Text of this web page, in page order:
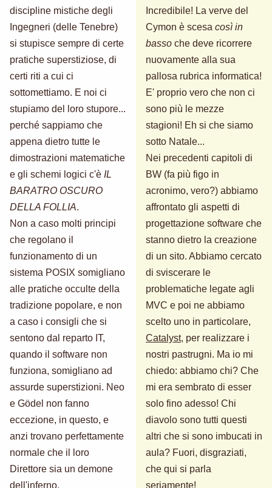
discipline mistiche degli
Ingegneri (delle Tenebre)
si stupisce sempre di certe
pratiche superstiziose, di
certi riti a cui ci
sottomettiamo. E noi ci
stupiamo del loro stupore...
perché sappiamo che
appena dietro tutte le
dimostrazioni matematiche
e gli schemi logici c'è IL
BARATRO OSCURO
DELLA FOLLIA.
Non a caso molti principi
che regolano il
funzionamento di un
sistema POSIX somigliano
alle pratiche occulte della
tradizione popolare, e non
a caso i consigli che si
sentono dal reparto IT,
quando il software non
funziona, somigliano ad
assurde superstizioni. Neo
e Gödel non fanno
eccezione, in questo, e
anzi trovano perfettamente
normale che il loro
Direttore sia un demone
dell'inferno.
Incredibile! La verve del
Cymon è scesa così in
basso che deve ricorrere
nuovamente alla sua
pallosa rubrica informatica!
E' proprio vero che non ci
sono più le mezze
stagioni! Eh si che siamo
sotto Natale...
Nei precedenti capitoli di
BW (fa più figo in
acronimo, vero?) abbiamo
affrontato gli aspetti di
progettazione software che
stanno dietro la creazione
di un sito. Abbiamo cercato
di sviscerare le
problematiche legate agli
MVC e poi ne abbiamo
scelto uno in particolare,
Catalyst, per realizzare i
nostri pastrugni. Ma io mi
chiedo: abbiamo chi? Che
mi era sembrato di esser
solo fino adesso! Chi
diavolo sono tutti questi
altri che si sono imbucati in
aula? Fuori, disgraziati,
che qui si parla
seriamente!